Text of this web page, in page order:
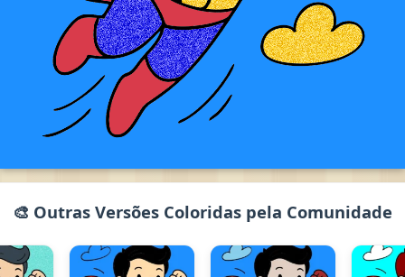
🎨 Outras Versões Coloridas pela Comunidade